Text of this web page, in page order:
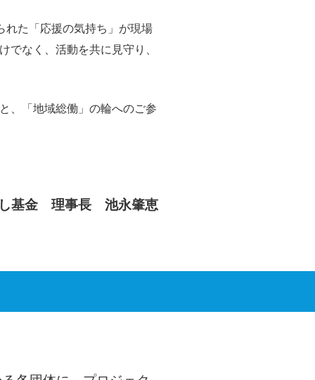
た「応援の気持ち」が現場
でなく、活動を共に見守り、
、「地域総働」の輪へのご参
し基金 理事長 池永肇恵